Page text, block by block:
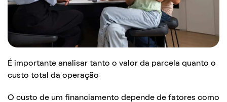
É importante analisar tanto o valor da parcela quanto o
custo total da operação
O custo de um financiamento depende de fatores como